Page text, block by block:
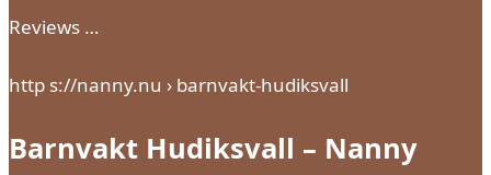
Reviews …
http s://nanny.nu › barnvakt-hudiksvall
Barnvakt Hudiksvall – Nanny